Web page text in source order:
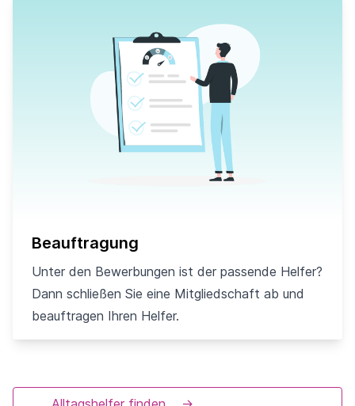
Beauftragung
Unter den Bewerbungen ist der passende Helfer?
Dann schließen Sie eine Mitgliedschaft ab und
beauftragen Ihren Helfer.